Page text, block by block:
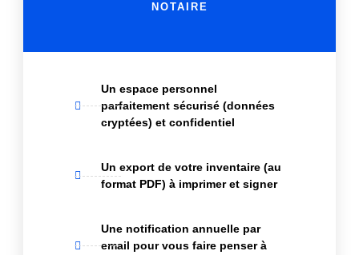
NOTAIRE
Un espace personnel
parfaitement sécurisé (données
cryptées) et confidentiel
Un export de votre inventaire (au
format PDF) à imprimer et signer
Une notification annuelle par
email pour vous faire penser à